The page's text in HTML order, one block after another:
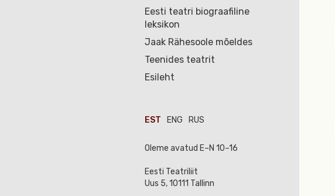
Eesti teatri biograafiline
leksikon
Jaak Rähesoole mõeldes
Teenides teatrit
Esileht
EST ENG RUS
Oleme avatud E–N 10–16
Eesti Teatriliit
Uus 5, 10111 Tallinn